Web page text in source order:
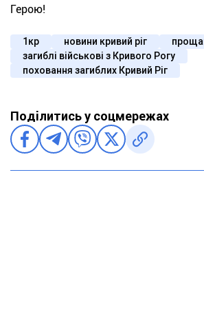
Герою!
1кр новини кривий ріг
загиблі військові з Кривого Рогу
поховання загиблих Кривий Ріг
Поділитись у соцмережах